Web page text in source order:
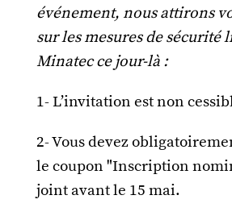
événement, nous attirons
sur les mesures de sécurité
Minatec ce jour-là :
1- L’invitation est non
2- Vous devez
le coupon "Inscription
joint avant le 15 mai.